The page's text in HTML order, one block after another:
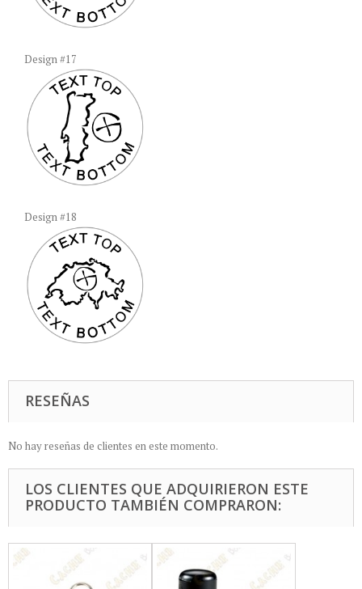
Design #17
Design #18
RESEÑAS
No hay reseñas de clientes en este momento.
LOS CLIENTES QUE ADQUIRIERON ESTE
PRODUCTO TAMBIÉN COMPRARON: